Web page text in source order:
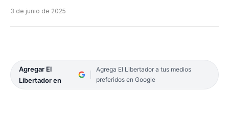
3 de junio de 2025
Agregar El
Libertador en
Agrega El Libertador a tus medios
preferidos en Google